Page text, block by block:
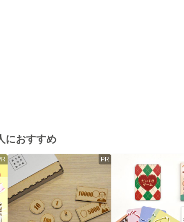
におすすめ
PR